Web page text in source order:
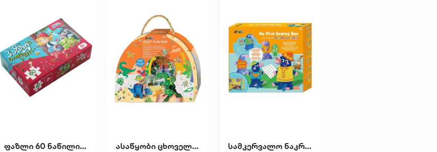
ფაზლი 60 ნაწილიანი "წითელქუდა" ასაწყობი ცხოველები Dino World 3D AVENIR სამკერვალო ნაკრები